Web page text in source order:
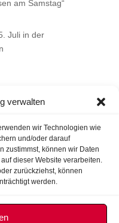
verwalten
wir Technologien wie
und/oder darauf
zustimmst, können wir Daten
dieser Website verarbeiten.
zurückziehst, können
werden.
am Samstag“
Juli in der